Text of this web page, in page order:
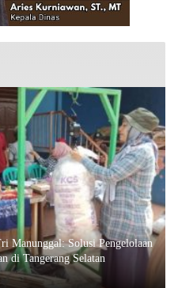
Manunggal: Solusi Pengelolaan
di Tangerang Selatan